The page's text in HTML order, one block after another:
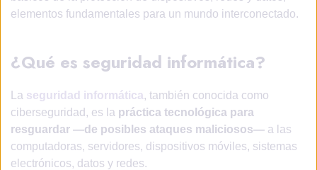
elementos fundamentales para un mundo interconectado.
¿Qué es seguridad informática?
La seguridad informática, también conocida como
ciberseguridad, es la práctica tecnológica para
resguardar —de posibles ataques maliciosos— a las
computadoras, servidores, dispositivos móviles, sistemas
electrónicos, datos y redes.